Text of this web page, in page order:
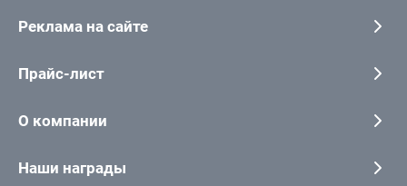
Реклама на сайте
Прайс-лист
О компании
Наши награды